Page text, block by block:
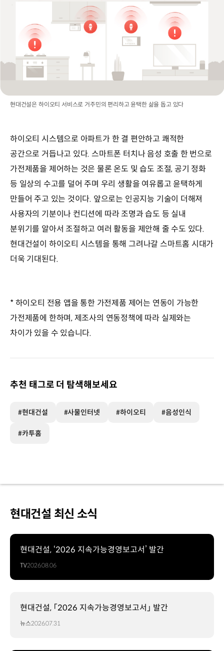
현대건설은 하이오티 서비스로 거주민의 편리하고 윤택한 삶을 돕고 있다
하이오티 시스템으로 아파트가 한 결 편안하고 쾌적한
공간으로 거듭나고 있다. 스마트폰 터치나 음성 호출 한 번으로
가전제품을 제어하는 것은 물론 온도 및 습도 조절, 공기 정화
등 일상의 수고를 덜어 주며 우리 생활을 여유롭고 윤택하게
만들어 주고 있는 것이다. 앞으로는 인공지능 기술이 더해져
사용자의 기분이나 컨디션에 따라 조명과 습도 등 실내
분위기를 알아서 조절하고 여러 활동을 제안해 줄 수도 있다.
현대건설이 하이오티 시스템을 통해 그려나갈 스마트홈 시대가
더욱 기대된다.
* 하이오티 전용 앱을 통한 가전제품 제어는 연동이 가능한
가전제품에 한하며, 제조사의 연동정책에 따라 실제와는
차이가 있을 수 있습니다.
추천 태그로 더 탐색해보세요
#현대건설 #사물인터넷 #하이오티 #음성인식
#카투홈
현대건설 최신 소식
현대건설, ‘2026 지속가능경영보고서’ 발간
TV2026.08.06
현대건설, 「2026 지속가능경영보고서」 발간
뉴스2026.07.31